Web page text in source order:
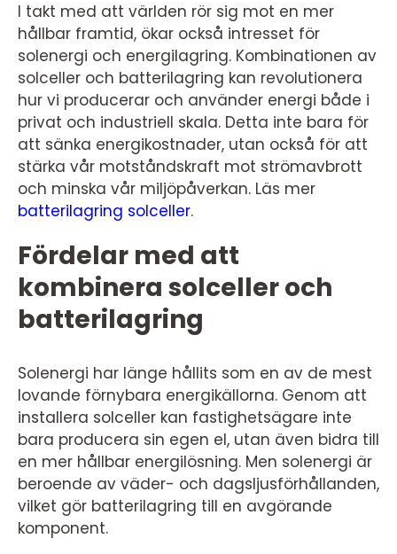
I takt med att världen rör sig mot en mer
hållbar framtid, ökar också intresset för
solenergi och energilagring. Kombinationen av
solceller och batterilagring kan revolutionera
hur vi producerar och använder energi både i
privat och industriell skala. Detta inte bara för
att sänka energikostnader, utan också för att
stärka vår motståndskraft mot strömavbrott
och minska vår miljöpåverkan. Läs mer
batterilagring solceller.
Fördelar med att
kombinera solceller och
batterilagring
Solenergi har länge hållits som en av de mest
lovande förnybara energikällorna. Genom att
installera solceller kan fastighetsägare inte
bara producera sin egen el, utan även bidra till
en mer hållbar energilösning. Men solenergi är
beroende av väder- och dagsljusförhållanden,
vilket gör batterilagring till en avgörande
komponent.